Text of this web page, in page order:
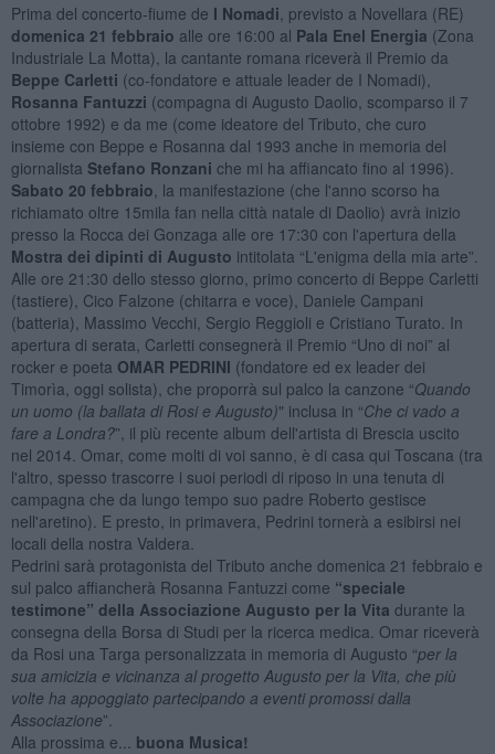
Prima del concerto-fiume de I Nomadi , previsto a Novellara (RE)
domenica 21 febbraio alle ore 16:00 al Pala Enel Energia (Zona
Industriale La Motta), la cantante romana riceverà il Premio da
Beppe Carletti (co-fondatore e attuale leader de I Nomadi),
Rosanna Fantuzzi (compagna di Augusto Daolio, scomparso il 7
ottobre 1992) e da me (come ideatore del Tributo, che curo
insieme con Beppe e Rosanna dal 1993 anche in memoria del
giornalista Stefano Ronzani che mi ha affiancato fino al 1996).
Sabato 20 febbraio , la manifestazione (che l'anno scorso ha
richiamato oltre 15mila fan nella città natale di Daolio) avrà inizio
presso la Rocca dei Gonzaga alle ore 17:30 con l'apertura della
Mostra dei dipinti di Augusto intitolata “L'enigma della mia arte”.
Alle ore 21:30 dello stesso giorno, primo concerto di Beppe Carletti
(tastiere), Cico Falzone (chitarra e voce), Daniele Campani
(batteria), Massimo Vecchi, Sergio Reggioli e Cristiano Turato. In
apertura di serata, Carletti consegnerà il Premio “Uno di noi” al
rocker e poeta OMAR PEDRINI (fondatore ed ex leader dei
Timorìa, oggi solista), che proporrà sul palco la canzone “Quando
un uomo (la ballata di Rosi e Augusto)" inclusa in “Che ci vado a
fare a Londra?”, il più recente album dell'artista di Brescia uscito
nel 2014. Omar, come molti di voi sanno, è di casa qui Toscana (tra
l'altro, spesso trascorre i suoi periodi di riposo in una tenuta di
campagna che da lungo tempo suo padre Roberto gestisce
nell'aretino). E presto, in primavera, Pedrini tornerà a esibirsi nei
locali della nostra Valdera.
Pedrini sarà protagonista del Tributo anche domenica 21 febbraio e
sul palco affiancherà Rosanna Fantuzzi come “speciale
testimone” della Associazione Augusto per la Vita durante la
consegna della Borsa di Studi per la ricerca medica. Omar riceverà
da Rosi una Targa personalizzata in memoria di Augusto “per la
sua amicizia e vicinanza al progetto Augusto per la Vita, che più
volte ha appoggiato partecipando a eventi promossi dalla
Associazione”.
Alla prossima e... buona Musica!